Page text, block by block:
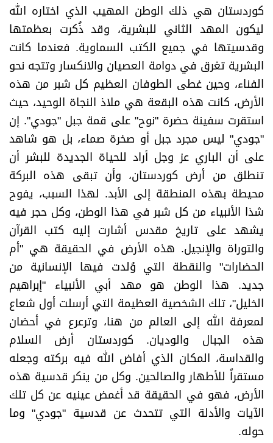
​كوردستان هي ذلك الوطن المهيب الذي اختاره الله
ليكون المهد الثاني للبشرية، وقد ذُكرت بعظمتها
وقدسيتها في جميع الكتب السماوية. فعندما كانت
البشرية تغرق في دوامة العصيان والانكسار وتتجه نحو
الفناء، وحين غطى الطوفان العظيم كل شبر من هذه
الأرض، كانت هذه البقعة هي ملاذ النجاة الوحيد، حيث
استقرت سفينة حضرة "نوح" على قمة جبل "جودي". إن
"جودي" ليس مجرد جبل أو صخرة صماء، بل هو شاهد
على أن الباري عز وجل أراد للحياة الجديدة للبشر أن
تنطلق من أرض كوردستان، وأن تبقى هذه البركة
محيطة بهذه المنطقة إلى الأبد. لهذا السبب، يفوح
شذا الأنبياء من كل شبر في هذا الوطن، وكل حجر فيه
يشهد على تاريخ مقدس أشارت إليه كتب القرآن
والتوراة والإنجيل. هذه الأرض في الحقيقة هي "أم
الحضارات" والنقطة التي وُلدت فيها الإنسانية من
جديد. هذا الوطن هو مهد أبي الأنبياء "إبراهيم
الخليل"، تلك الشخصية العظيمة التي أرسلت أول شعاع
لمعرفة الله إلى العالم من هنا، وترعرع في أحضان
هذه الجبال والوديان. كوردستان أرض السلام
والقداسة، المكان الذي أفاض الله فيه بركته وجعله
مستقراً للأطهار والصالحين. وكل من ينكر قدسية هذه
الأرض، فهو في الحقيقة قد أغمض عينيه عن كل تلك
الآيات والأدلة التي تتحدث عن قدسية "جودي" وما
حوله.